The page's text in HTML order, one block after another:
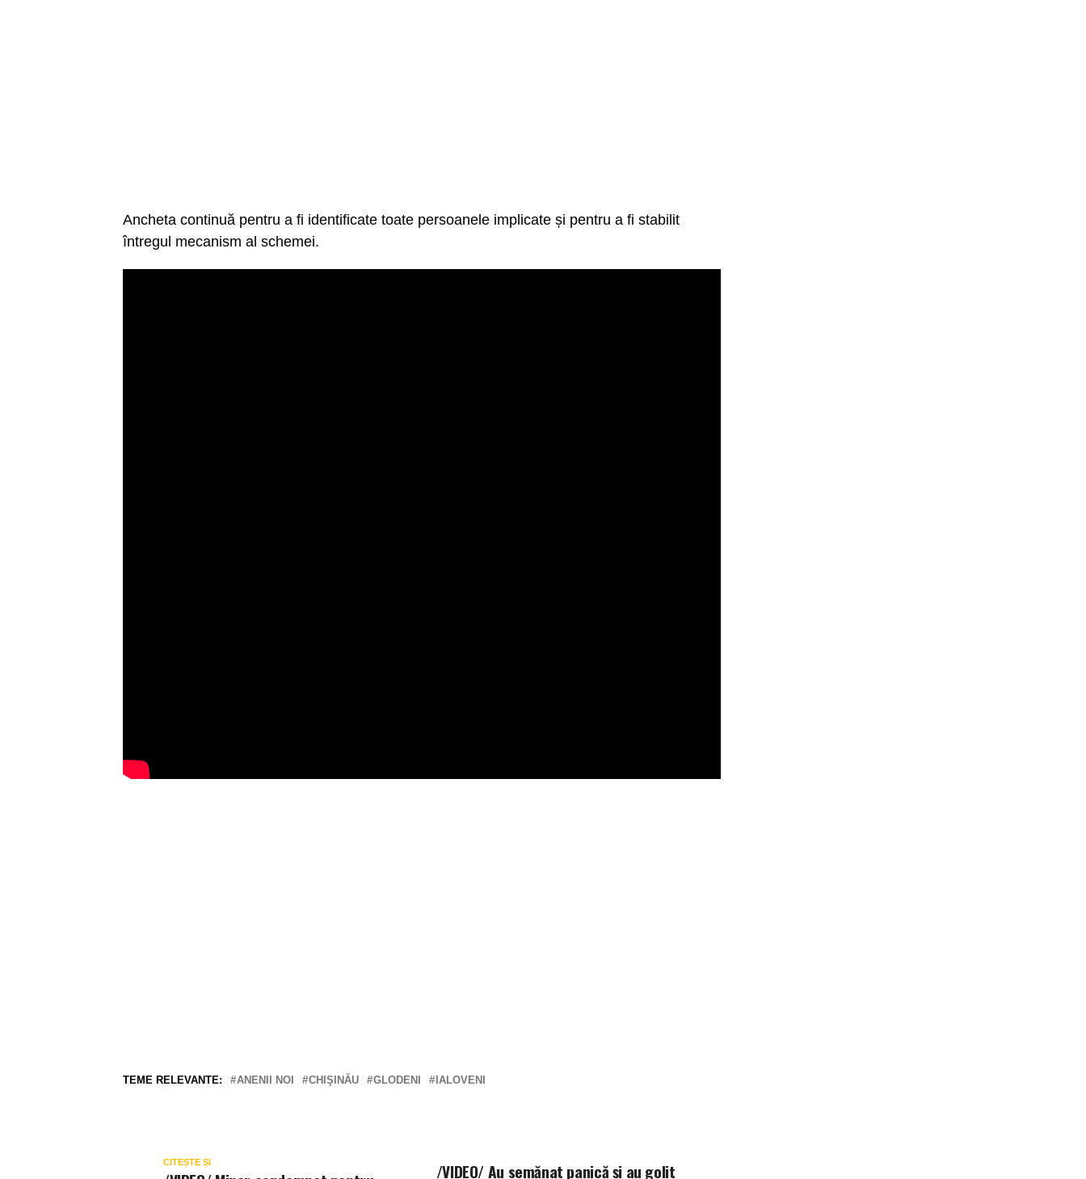
Ancheta continuă pentru a fi identificate toate persoanele implicate și pentru a fi stabilit
întregul mecanism al schemei.
TEME RELEVANTE: ANENII NOI CHIŞINĂU GLODENI IALOVENI
/VIDEO/ Au semănat panică și au golit
CITEȘTE ȘI